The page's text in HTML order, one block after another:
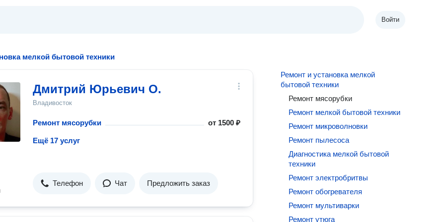
Войти
мелкой бытовой техники
Дмитрий Юрьевич О.
Владивосток
Ремонт мясорубки от 1500 ₽
Ещё 17 услуг
Телефон Чат Предложить заказ
Ремонт и установка мелкой
бытовой техники
Ремонт мясорубки
Ремонт мелкой бытовой техники
Ремонт микроволновки
Ремонт пылесоса
Диагностика мелкой бытовой
техники
Ремонт электробритвы
Ремонт обогревателя
Ремонт мультиварки
Ремонт утюга